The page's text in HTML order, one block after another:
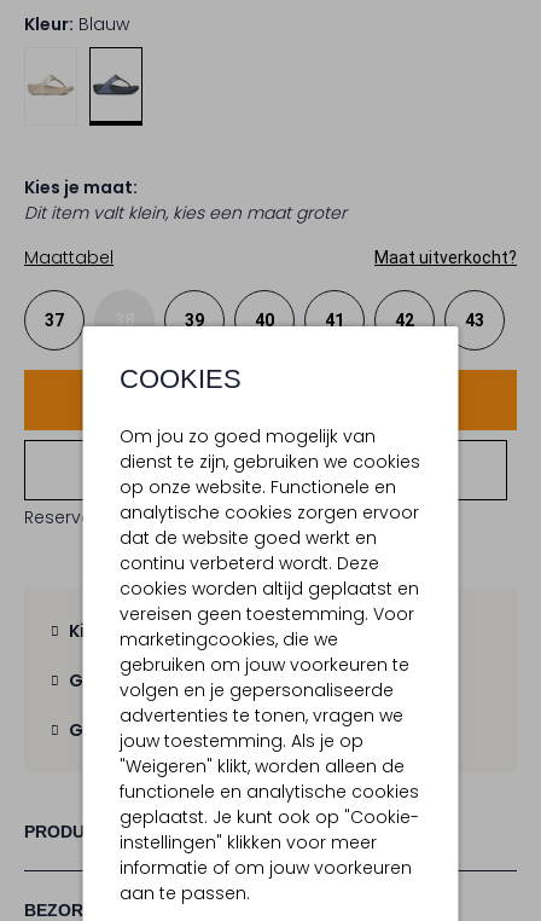
COOKIES
Om jou zo goed mogelijk van
dienst te zijn, gebruiken we cookies
op onze website. Functionele en
analytische cookies zorgen ervoor
dat de website goed werkt en
continu verbeterd wordt. Deze
cookies worden altijd geplaatst en
vereisen geen toestemming. Voor
marketingcookies, die we
gebruiken om jouw voorkeuren te
volgen en je gepersonaliseerde
advertenties te tonen, vragen we
jouw toestemming. Als je op
"Weigeren" klikt, worden alleen de
functionele en analytische cookies
geplaatst. Je kunt ook op "Cookie-
instellingen" klikken voor meer
informatie of om jouw voorkeuren
aan te passen.
Kleur: Blauw
Kies je maat:
Dit item valt klein, kies een maat groter
Maattabel
Maat uitverkocht?
37 38 39 40 41 42 43
Bekijk winkelvoorraad
Reserveer direct in een van onze 19 boutiques
Kies zelf je bezorgmoment
Gratis verzending vanaf € 100,-
Gratis retour binnen 30 dagen
PRODUCT INFORMATIE
BEZORGEN & RETOURNEREN